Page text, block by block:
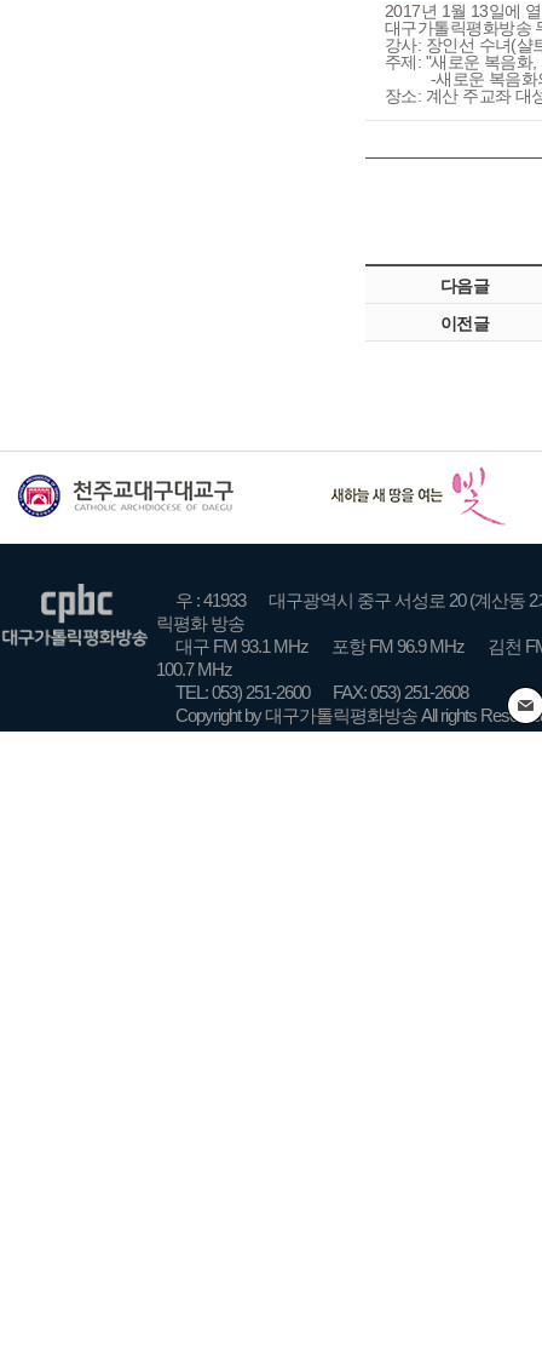
2017년 1월 13일에
대구가톨릭평화방송
강사: 장인선 수녀(샬
주제: "새로운 복음화
-새로운 복음화의
장소: 계산 주교좌 대
다음글
이전글
우 : 41933
대구광역시 중구 서성로 20 (계산동 2
릭평화 방송
대구 FM 93.1 MHz
포항 FM 96.9 MHz
김천
100.7 MHz
TEL: 053) 251-2600
FAX: 053) 251-2608
Copyright by 대구가톨릭평화방송 All rights